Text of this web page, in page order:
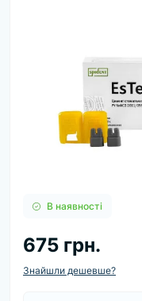
В наявності
675 грн.
Знайшли дешевше?